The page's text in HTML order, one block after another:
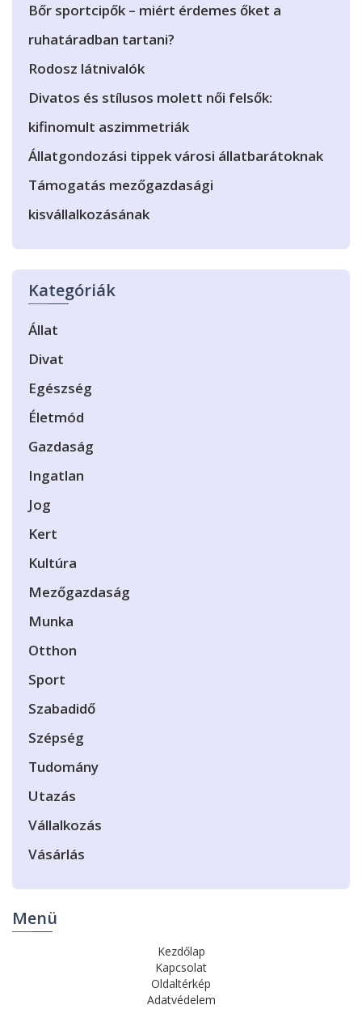
Bőr sportcipők – miért érdemes őket a
ruhatáradban tartani?
Rodosz látnivalók
Divatos és stílusos molett női felsők:
kifinomult aszimmetriák
Állatgondozási tippek városi állatbarátoknak
Támogatás mezőgazdasági
kisvállalkozásának
Kategóriák
Állat
Divat
Egészség
Életmód
Gazdaság
Ingatlan
Jog
Kert
Kultúra
Mezőgazdaság
Munka
Otthon
Sport
Szabadidő
Szépség
Tudomány
Utazás
Vállalkozás
Vásárlás
Menü
Kezdőlap
Kapcsolat
Oldaltérkép
Adatvédelem